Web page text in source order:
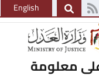
English
معلومة